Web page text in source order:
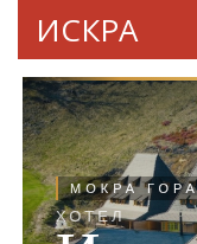
ИСКРА